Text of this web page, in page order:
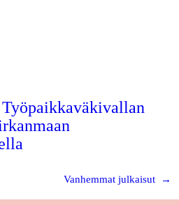
Vanhemmat julkaisut →